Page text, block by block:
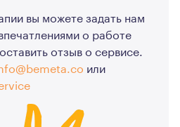
вы можете задать нам
о работе
отзыв о сервисе.
или